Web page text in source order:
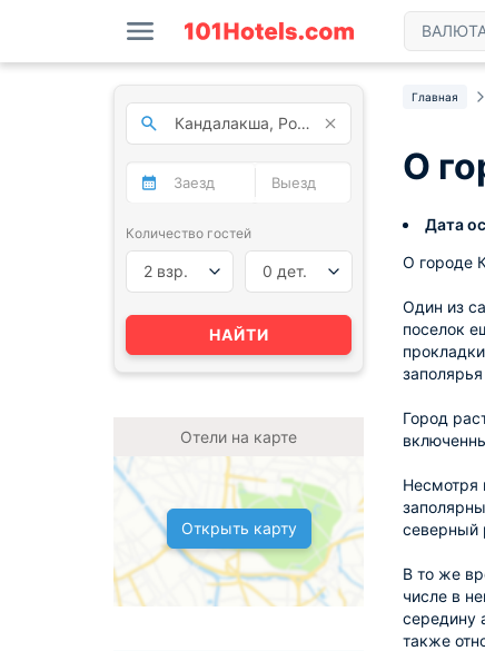
Главная
О
Дата
О городе
Один из
поселок
Город
Несмотря
северный
В то же
числе в
середину
также
Количество гостей
2 взр. 0 дет.
НАЙТИ
Отели на карте
Открыть карту